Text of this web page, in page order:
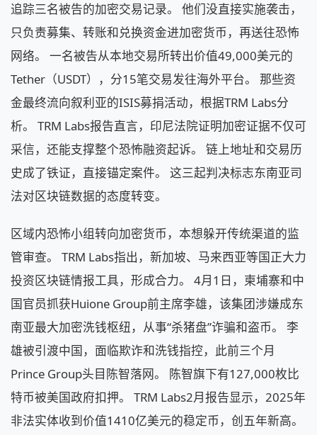
追踪三名被告的加密交易记录。 他们没直接实施袭击，
只负责募集、转账和兑换资金进加密货币，再送往恐怖
网络。 一名被告从本地交易所转出价值49,000美元的
Tether（USDT），分15笔交易发往海外平台。 那些资
金最终流向叙利亚的ISIS募捐活动，根据TRM Labs分
析。 TRM Labs报告直言，印尼法院证明加密证据不仅可
采信，还能支撑整个恐怖融资起诉。 链上地址和交易历
史成了铁证，直接锚定案件。 这三起判决标志东南亚司
法对区块链数据的态度转变。
区域内恐怖小组转向加密货币，本想躲开传统渠道的监
管审查。 TRM Labs指出，新加坡、马来西亚等国正大力
投资区块链情报工具，形成合力。 4月1日，柬埔寨和中
国官员抓获Huione Group前主席李雄，该集团涉嫌成东
南亚最大加密洗钱枢纽，从事“杀猪盘”诈骗和盗币。 李
雄被引渡中国，面临欺诈和洗钱指控，此前三个月
Prince Group头目陈智落网。 陈智旗下有127,000枚比
特币被美国政府扣押。 TRM Labs2月报告显示，2025年
非法实体收到价值1410亿美元的稳定币，创五年新高。